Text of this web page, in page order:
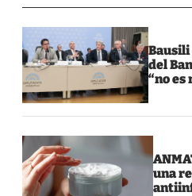
del
“no es
una